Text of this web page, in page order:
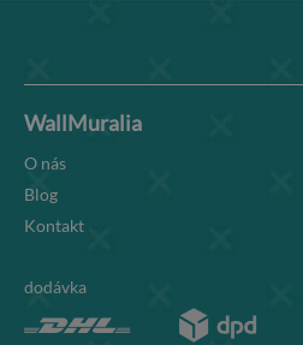
WallMuralia
O nás
Blog
Kontakt
dodávka